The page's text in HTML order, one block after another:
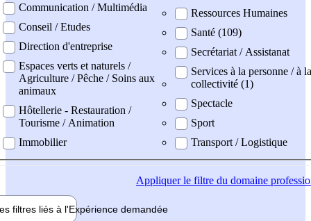
Communication / Multimédia
Conseil / Etudes
Direction d'entreprise
Espaces verts et naturels /
Agriculture / Pêche / Soins aux
animaux
Hôtellerie - Restauration /
Tourisme / Animation
Immobilier
Ressources Humaines
Santé (109)
Secrétariat / Assistanat
Services à la personne / à la
collectivité (1)
Spectacle
Sport
Transport / Logistique
Appliquerle filtre du domaine
filtres liés à l'Expérience demandée